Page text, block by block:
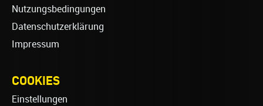
Nutzungsbedingungen
Datenschutzerklärung
Impressum
COOKIES
Einstellungen